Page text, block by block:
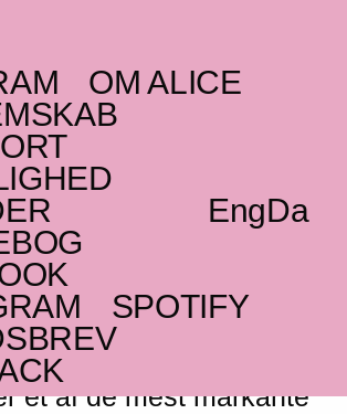
OM ALICE
Da
Eng
SPOTIFY
Toledano
flamenco-stjerne giver intim
sanger Ángeles
et af de mest markante